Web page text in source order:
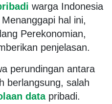
warga Indonesia
hal ini,
Perekonomian,
penjelasan.
perundingan antara
berlangsung, salah
data pribadi.